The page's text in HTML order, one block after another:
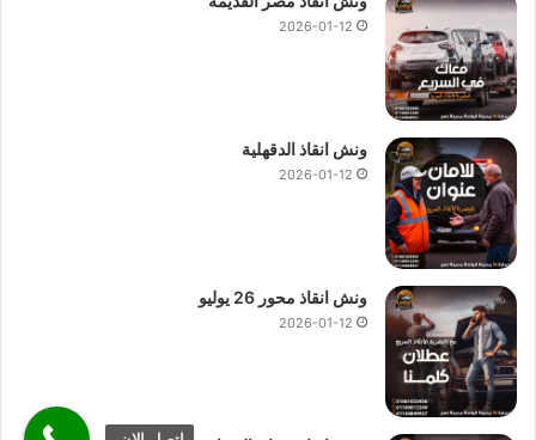
2026-01-12
ونش انقاذ الدقهلية
2026-01-12
ونش انقاذ محور 26 يوليو
2026-01-12